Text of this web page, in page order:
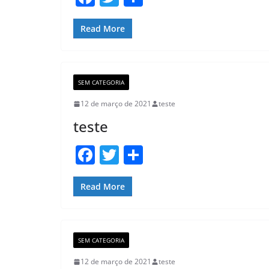
a
c
b
o
o
k
w
itt
Read More
SEM CATEGORIA
12 de março de 2021 teste
teste
F
a
c
b
o
T
w
itt
Read More
SEM CATEGORIA
12 de março de 2021 teste